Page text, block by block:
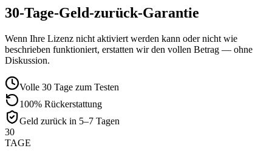
30-Tage-Geld-zurück-Garantie
Wenn Ihre Lizenz nicht aktiviert werden kann oder nicht wie
beschrieben funktioniert, erstatten wir den vollen Betrag — ohne
Diskussion.
Volle 30 Tage zum Testen
100% Rückerstattung
Geld zurück in 5–7 Tagen
30
TAGE